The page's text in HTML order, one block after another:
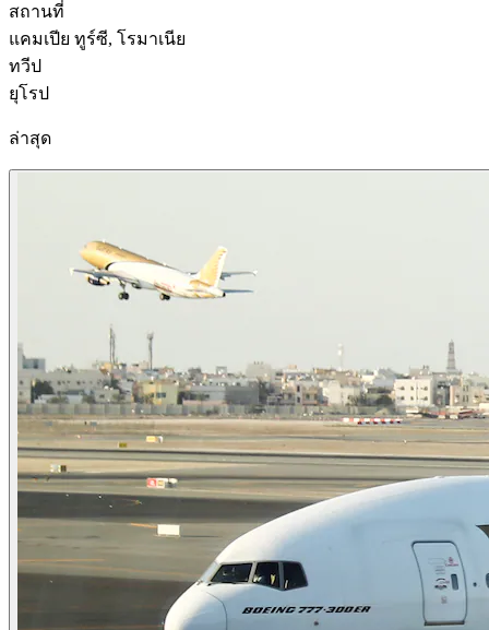
สถานที่
แคมเปีย ทูร์ซี, โรมาเนีย
ทวีป
ยุโรป
ล่าสุด